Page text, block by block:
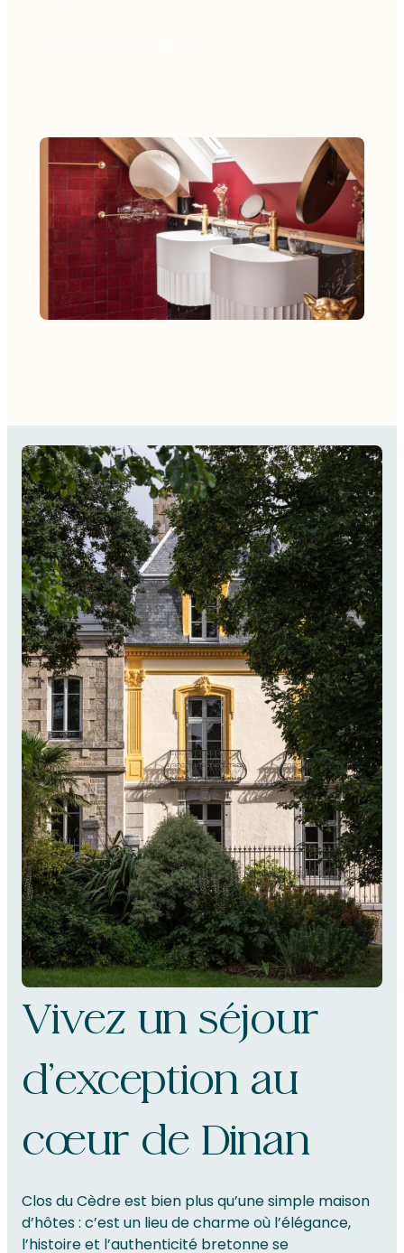
Vivez un séjour
d’exception au
cœur de Dinan
Clos du Cèdre est bien plus qu’une simple maison
d’hôtes : c’est un lieu de charme où l’élégance,
l’histoire et l’authenticité bretonne se